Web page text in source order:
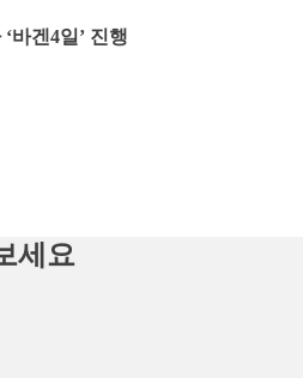
바겐4일’ 진행
세요